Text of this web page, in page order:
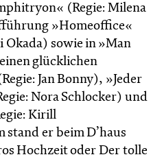
(Regie: Milena
»Homeoffice«
Okada) sowie in »Man
glück­lichen
Jan Bonny), »Jeder
Nora Schlocker) und
Kirill
er beim D’haus
Hochzeit oder Der tolle